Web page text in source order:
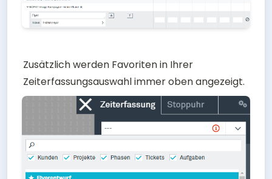
Zusätzlich werden Favoriten in Ihrer
Zeiterfassungsauswahl immer oben angezeigt.